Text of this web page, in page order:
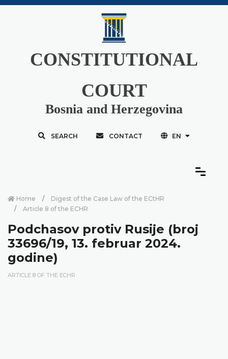
CONSTITUTIONAL
COURT
Bosnia and Herzegovina
SEARCH CONTACT EN
Home
Digest of the Case Law of the ECtHR
Article 8 of the ECHR
Podchasov protiv Rusije (broj
33696/19, 13. februar 2024.
godine)
ARTICLE 8 OF THE ECHR